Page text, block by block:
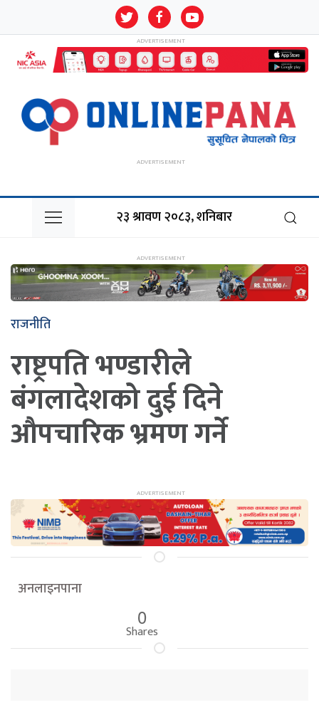
२३ श्रावण २०८३, शनिबार
राजनीति
राष्ट्रपति भण्डारीले
बंगलादेशको दुई दिने
औपचारिक भ्रमण गर्ने
अनलाइनपाना
0
Shares